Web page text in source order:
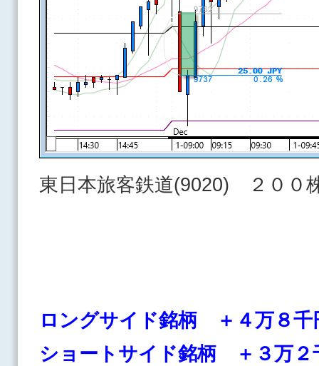
東日本旅客鉄道(9020) ２０
ロングサイド銘柄 ＋４万８千
ショートサイド銘柄
＋３万２